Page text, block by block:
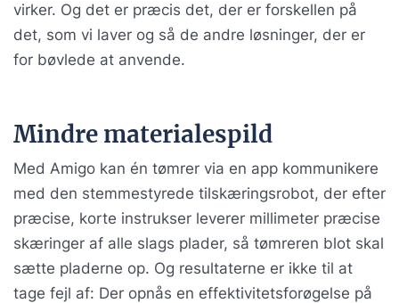
virker. Og det er præcis det, der er forskellen på
det, som vi laver og så de andre løsninger, der er
for bøvlede at anvende.
Mindre materialespild
Med Amigo kan én tømrer via en app kommunikere
med den stemmestyrede tilskæringsrobot, der efter
præcise, korte instrukser leverer millimeter præcise
skæringer af alle slags plader, så tømreren blot skal
sætte pladerne op. Og resultaterne er ikke til at
tage fejl af: Der opnås en effektivitetsforøgelse på